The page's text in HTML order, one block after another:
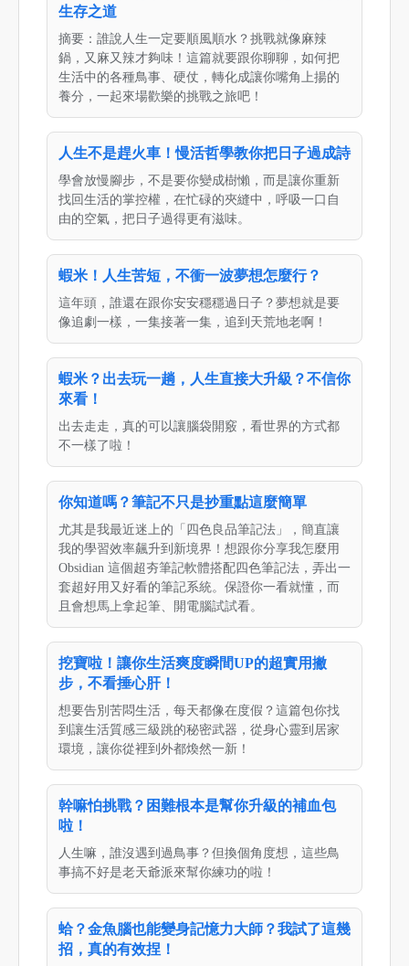
生存之道
摘要：誰說人生一定要順風順水？挑戰就像麻辣
鍋，又麻又辣才夠味！這篇就要跟你聊聊，如何把
生活中的各種鳥事、硬仗，轉化成讓你嘴角上揚的
養分，一起來場歡樂的挑戰之旅吧！
人生不是趕火車！慢活哲學教你把日子過成詩
學會放慢腳步，不是要你變成樹懶，而是讓你重新
找回生活的掌控權，在忙碌的夾縫中，呼吸一口自
由的空氣，把日子過得更有滋味。
蝦米！人生苦短，不衝一波夢想怎麼行？
這年頭，誰還在跟你安安穩穩過日子？夢想就是要
像追劇一樣，一集接著一集，追到天荒地老啊！
蝦米？出去玩一趟，人生直接大升級？不信你
來看！
出去走走，真的可以讓腦袋開竅，看世界的方式都
不一樣了啦！
你知道嗎？筆記不只是抄重點這麼簡單
尤其是我最近迷上的「四色良品筆記法」，簡直讓
我的學習效率飆升到新境界！想跟你分享我怎麼用
Obsidian 這個超夯筆記軟體搭配四色筆記法，弄出一
套超好用又好看的筆記系統。保證你一看就懂，而
且會想馬上拿起筆、開電腦試試看。
挖寶啦！讓你生活爽度瞬間UP的超實用撇
步，不看捶心肝！
想要告別苦悶生活，每天都像在度假？這篇包你找
到讓生活質感三級跳的秘密武器，從身心靈到居家
環境，讓你從裡到外都煥然一新！
幹嘛怕挑戰？困難根本是幫你升級的補血包
啦！
人生嘛，誰沒遇到過鳥事？但換個角度想，這些鳥
事搞不好是老天爺派來幫你練功的啦！
蛤？金魚腦也能變身記憶力大師？我試了這幾
招，真的有效捏！